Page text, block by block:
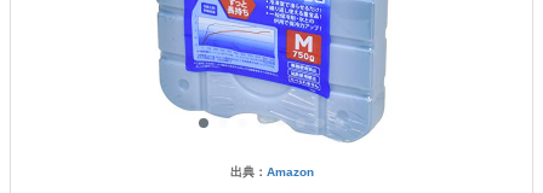
出典： Amazon